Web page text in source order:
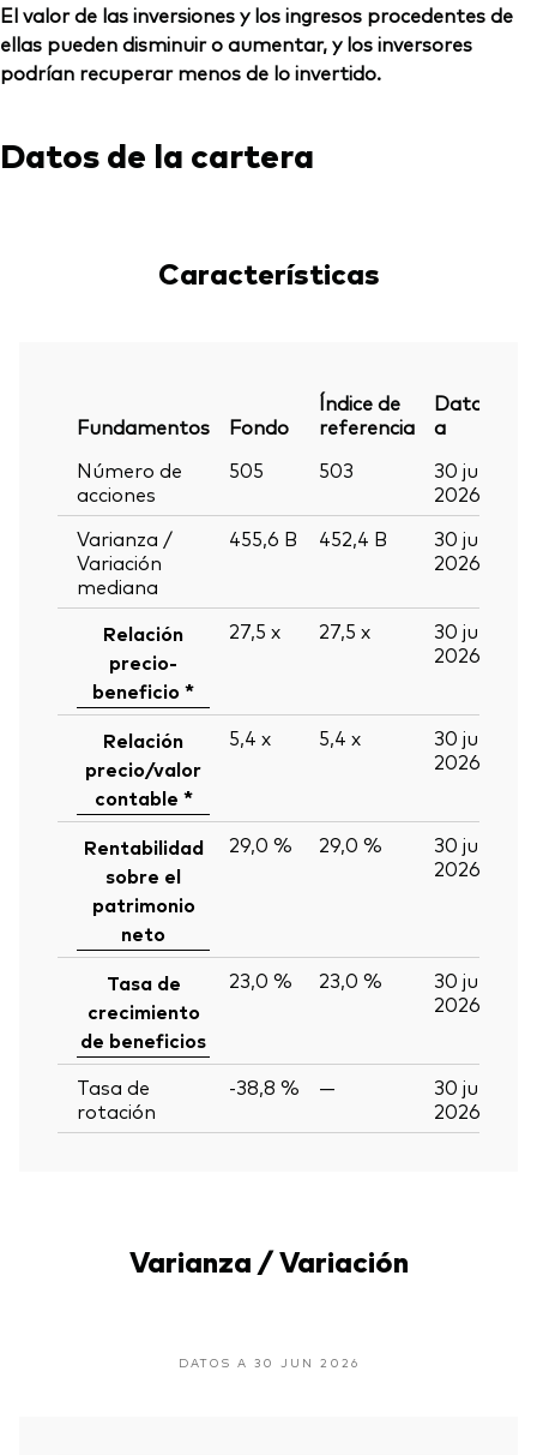
El valor de las inversiones y los ingresos procedentes de
ellas pueden disminuir o aumentar, y los inversores
podrían recuperar menos de lo invertido.
Datos de la cartera
Características
Fundamentos Fondo
Índice de
referencia
Datos
a
Número de
acciones
505 503
30 jun
2026
Varianza /
Variación
mediana
455,6 B 452,4 B
30 jun
2026
Relación
precio-
beneficio *
27,5 x 27,5 x
30 jun
2026
Relación
precio/valor
contable *
5,4 x 5,4 x
30 jun
2026
Rentabilidad
sobre el
patrimonio
neto
29,0 % 29,0 %
30 jun
2026
Tasa de
crecimiento
de beneficios
23,0 % 23,0 %
30 jun
2026
Tasa de
rotación
-38,8 % —
30 jun
2026
Varianza / Variación
DATOS A 30 JUN 2026